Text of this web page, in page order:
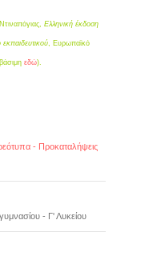
Ελληνική έκδοση
, Ευρωπαϊκό
εδώ).
- Προκαταλήψεις
- Γ' Λυκείου